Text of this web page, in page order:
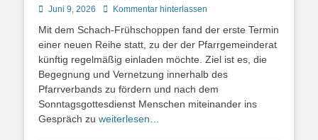
Posted
Juni 9, 2026 Kommentar hinterlassen
Mit dem Schach-Frühschoppen fand der erste Termin
einer neuen Reihe statt, zu der der Pfarrgemeinderat
künftig regelmäßig einladen möchte. Ziel ist es, die
Begegnung und Vernetzung innerhalb des
Pfarrverbands zu fördern und nach dem
Sonntagsgottesdienst Menschen miteinander ins
Gespräch zu weiterlesen…